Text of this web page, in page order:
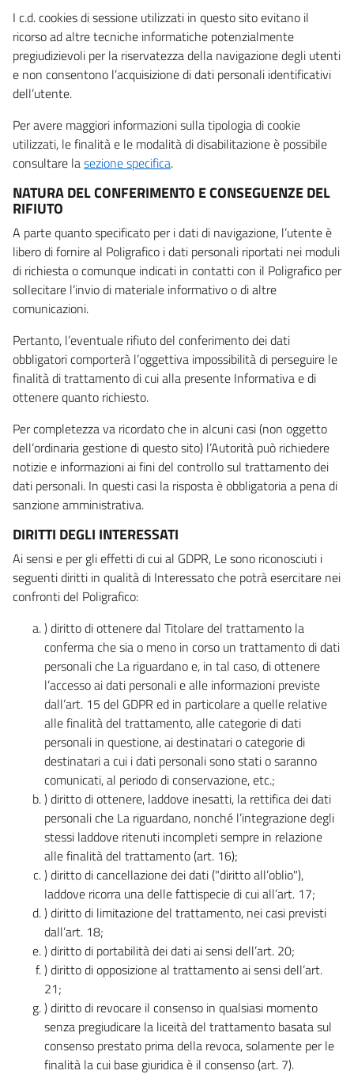
I c.d. cookies di sessione utilizzati in questo sito evitano il
ricorso ad altre tecniche informatiche potenzialmente
pregiudizievoli per la riservatezza della navigazione degli utenti
e non consentono l’acquisizione di dati personali identificativi
dell’utente.
Per avere maggiori informazioni sulla tipologia di cookie
utilizzati, le finalità e le modalità di disabilitazione è possibile
consultare lasezione specifica.
NATURA DEL CONFERIMENTO E CONSEGUENZE DEL
RIFIUTO
A parte quanto specificato per i dati di navigazione, l’utente è
libero di fornire al Poligrafico i dati personali riportati nei moduli
di richiesta o comunque indicati in contatti con il Poligrafico per
sollecitare l’invio di materiale informativo o di altre
comunicazioni.
Pertanto, l’eventuale rifiuto del conferimento dei dati
obbligatori comporterà l’oggettiva impossibilità di perseguire le
finalità di trattamento di cui alla presente Informativa e di
ottenere quanto richiesto.
Per completezza va ricordato che in alcuni casi (non oggetto
dell’ordinaria gestione di questo sito) l’Autorità può richiedere
notizie e informazioni ai fini del controllo sul trattamento dei
dati personali. In questi casi la risposta è obbligatoria a pena di
sanzione amministrativa.
DIRITTI DEGLI INTERESSATI
Ai sensi e per gli effetti di cui al GDPR, Le sono riconosciuti i
seguenti diritti in qualità di Interessato che potrà esercitare nei
confronti del Poligrafico:
) diritto di ottenere dal Titolare del trattamento la
conferma che sia o meno in corso un trattamento di dati
personali che La riguardano e, in tal caso, di ottenere
l’accesso ai dati personali e alle informazioni previste
dall’art. 15 del GDPR ed in particolare a quelle relative
alle finalità del trattamento, alle categorie di dati
personali in questione, ai destinatari o categorie di
destinatari a cui i dati personali sono stati o saranno
comunicati, al periodo di conservazione, etc.;
) diritto di ottenere, laddove inesatti, la rettifica dei dati
personali che La riguardano, nonché l’integrazione degli
stessi laddove ritenuti incompleti sempre in relazione
alle finalità del trattamento (art. 16);
) diritto di cancellazione dei dati ("diritto all’oblio"),
laddove ricorra una delle fattispecie di cui all’art. 17;
) diritto di limitazione del trattamento, nei casi previsti
dall’art. 18;
) diritto di portabilità dei dati ai sensi dell’art. 20;
) diritto di opposizione al trattamento ai sensi dell’art.
21;
) diritto di revocare il consenso in qualsiasi momento
senza pregiudicare la liceità del trattamento basata sul
consenso prestato prima della revoca, solamente per le
finalità la cui base giuridica è il consenso (art. 7).